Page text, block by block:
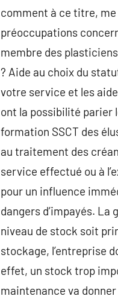
comment à ce titre, me
préoccupations
membre des
? Aide au choix du
votre service et les
ont la possibilité parier
formation SSCT des
au traitement des
service effectué ou à
pour un influence
dangers d’impayés. La
niveau de stock soit
stockage, l’entreprise
effet, un stock trop
maintenance va